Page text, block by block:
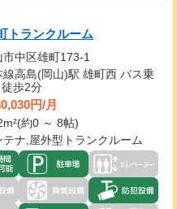
トランクルーム
市中区雄町173-1
線高島(岡山)駅 雄町西 バス乗
歩2分
円/月
約0 ～ 8帖)
ナ,屋外型トランクルーム